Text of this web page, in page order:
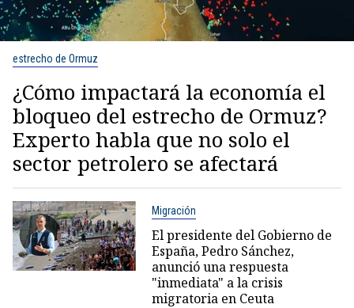
estrecho de Ormuz
¿Cómo impactará la economía el
bloqueo del estrecho de Ormuz?
Experto habla que no solo el
sector petrolero se afectará
Migración
El presidente del Gobierno de
España, Pedro Sánchez,
anunció una respuesta
"inmediata" a la crisis
migratoria en Ceuta